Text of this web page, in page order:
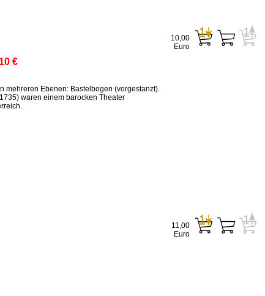
10 €
mehreren Ebenen: Bastelbogen (vorgestanzt).
waren einem barocken Theater
10,00
Euro
11,00
Euro